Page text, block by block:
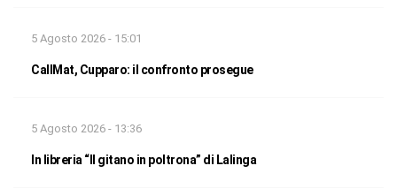
5 Agosto 2026 - 15:01
CallMat, Cupparo: il confronto prosegue
5 Agosto 2026 - 13:36
In libreria “Il gitano in poltrona” di Lalinga